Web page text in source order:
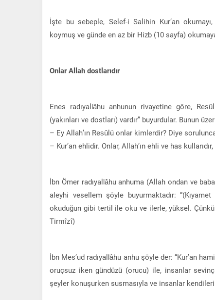
İşte bu sebeple, Selef-i Salihin Kur’an
koymuş ve günde en az bir Hizb (10 sayfa)
Onlar Allah dostlarıdır
Enes radıyallâhu anhunun rivayetine göre,
(yakınları ve dostları) vardır” buyurdular. Bunun
– Ey Allah’ın Resûlü onlar kimlerdir? Diye
– Kur’an ehlidir. Onlar, Allah’ın ehli ve has
İbn Ömer radıyallâhu anhuma (Allah ondan ve
aleyhi vesellem şöyle buyurmaktadır:
okuduğun gibi tertil ile oku ve ilerle, yüksel. Çünkü
Tirmîzî)
İbn Mes’ud radıyallâhu anhu şöyle der: “Kur’an
oruçsuz iken gündüzü (orucu) ile, insanlar
şeyler konuşurken susmasıyla ve insanlar